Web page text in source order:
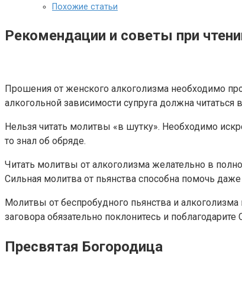
Похожие статьи
Рекомендации и советы при
Прошения от женского алкоголизма необходимо
алкогольной зависимости супруга должна
Нельзя читать молитвы «в шутку». Необходимо
то знал об обряде.
Читать молитвы от алкоголизма желательно в
Сильная молитва от пьянства способна помочь даже
Молитвы от беспробудного пьянства и
заговора обязательно поклонитесь и поблагодарите
Пресвятая Богородица